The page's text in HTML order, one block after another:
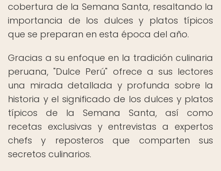
cobertura de la Semana Santa, resaltando la
importancia de los dulces y platos típicos
que se preparan en esta época del año.
Gracias a su enfoque en la tradición culinaria
peruana, "Dulce Perú" ofrece a sus lectores
una mirada detallada y profunda sobre la
historia y el significado de los dulces y platos
típicos de la Semana Santa, así como
recetas exclusivas y entrevistas a expertos
chefs y reposteros que comparten sus
secretos culinarios.